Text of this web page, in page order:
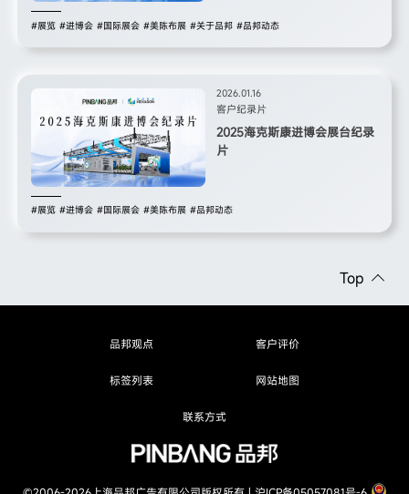
#展览 #进博会 #国际展会 #美陈布展 #关于品邦 #品邦动态
2026.01.16
客户纪录片
2025海克斯康进博会展台纪录
片
#展览 #进博会 #国际展会 #美陈布展 #品邦动态
Top
品邦观点 客户评价
标签列表 网站地图
联系方式